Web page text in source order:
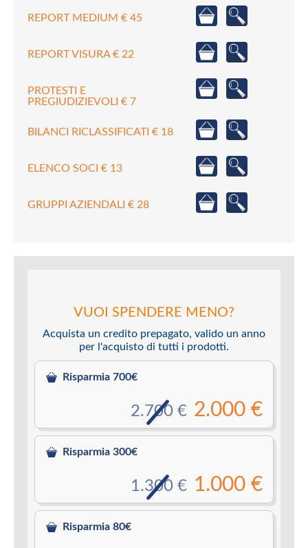
REPORT MEDIUM € 45
REPORT VISURA € 22
PROTESTI E
PREGIUDIZIEVOLI € 7
BILANCI RICLASSIFICATI € 18
ELENCO SOCI € 13
GRUPPI AZIENDALI € 28
VUOI SPENDERE MENO?
Acquista un credito prepagato, valido un anno
per l'acquisto di tutti i prodotti.
Risparmia 700€
2.000 €
2.700 €
Risparmia 300€
1.000 €
1.300 €
Risparmia 80€